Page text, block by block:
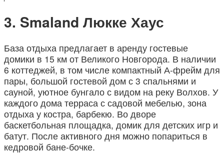
Smaland Люкке Хаус
База отдыха предлагает в аренду гостевые
домики в 15 км от Великого Новгорода. В наличии
6 коттеджей, в том числе компактный А-фрейм для
пары, большой гостевой дом с 3 спальнями и
сауной, уютное бунгало с видом на реку Волхов. У
каждого дома терраса с садовой мебелью, зона
отдыха у костра, барбекю. Во дворе
баскетбольная площадка, домик для детских игр и
батут. После активного дня можно попариться в
кедровой бане-бочке.